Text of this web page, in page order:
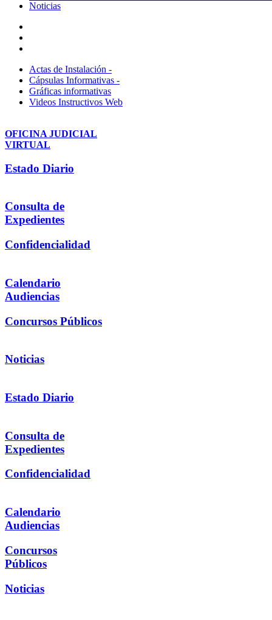
Noticias
Actas de Instalación -
Cápsulas Informativas -
Gráficas informativas
Videos Instructivos Web
OFICINA JUDICIAL
VIRTUAL
Estado Diario
Consulta de
Expedientes
Confidencialidad
Calendario
Audiencias
Concursos Públicos
Noticias
Estado Diario
Consulta de
Expedientes
Confidencialidad
Calendario
Audiencias
Concursos
Públicos
Noticias